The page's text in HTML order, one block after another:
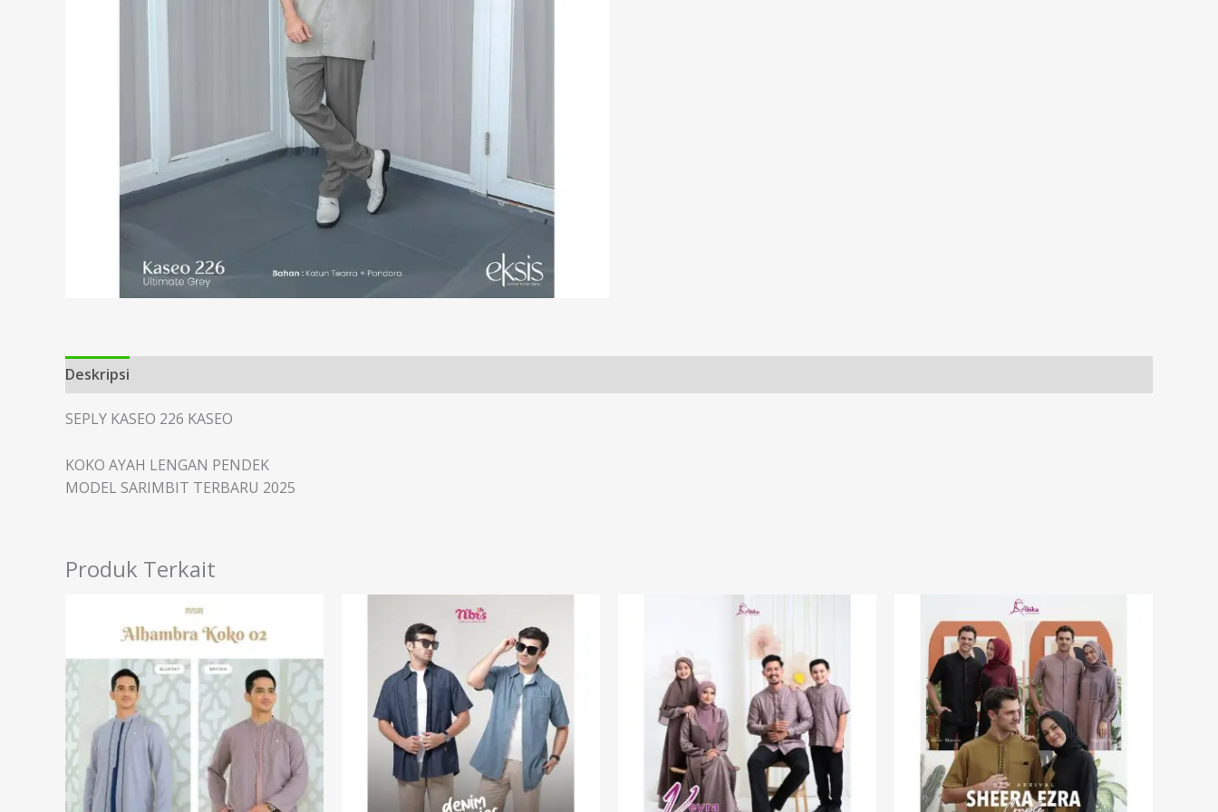
Deskripsi
SEPLY KASEO 226 KASEO
KOKO AYAH LENGAN PENDEK
MODEL SARIMBIT TERBARU 2025
Produk Terkait
harga:
Rp170.000
hingga
Rp180.000